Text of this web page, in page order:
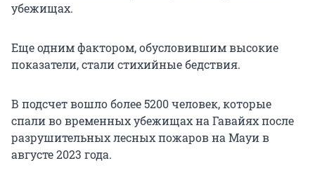
убежищах.
Еще одним фактором, обусловившим высокие
показатели, стали стихийные бедствия.
В подсчет вошло более 5200 человек, которые
спали во временных убежищах на Гавайях после
разрушительных лесных пожаров на Мауи в
августе 2023 года.